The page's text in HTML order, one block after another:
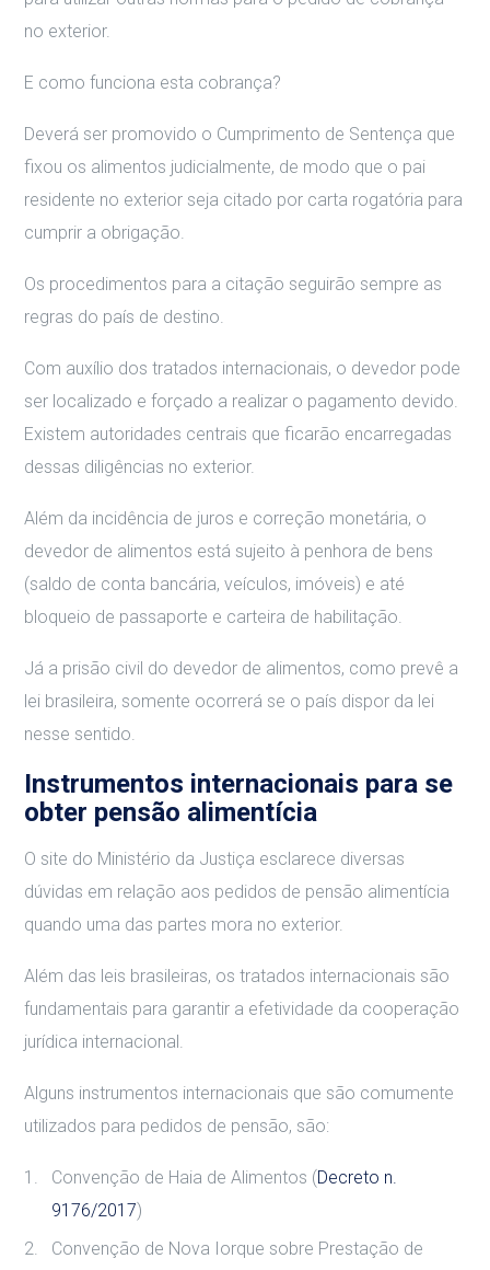
no exterior.
E como funciona esta cobrança?
Deverá ser promovido o Cumprimento de Sentença que
fixou os alimentos judicialmente, de modo que o pai
residente no exterior seja citado por carta rogatória para
cumprir a obrigação.
Os procedimentos para a citação seguirão sempre as
regras do país de destino.
Com auxílio dos tratados internacionais, o devedor pode
ser localizado e forçado a realizar o pagamento devido.
Existem autoridades centrais que ficarão encarregadas
dessas diligências no exterior.
Além da incidência de juros e correção monetária, o
devedor de alimentos está sujeito à penhora de bens
(saldo de conta bancária, veículos, imóveis) e até
bloqueio de passaporte e carteira de habilitação.
Já a prisão civil do devedor de alimentos, como prevê a
lei brasileira, somente ocorrerá se o país dispor da lei
nesse sentido.
Instrumentos internacionais para se
obter pensão alimentícia
O site do Ministério da Justiça esclarece diversas
dúvidas em relação aos pedidos de pensão alimentícia
quando uma das partes mora no exterior.
Além das leis brasileiras, os tratados internacionais são
fundamentais para garantir a efetividade da cooperação
jurídica internacional.
Alguns instrumentos internacionais que são comumente
utilizados para pedidos de pensão, são:
Convenção de Haia de Alimentos (Decreto n.
9176/2017)
Convenção de Nova Iorque sobre Prestação de